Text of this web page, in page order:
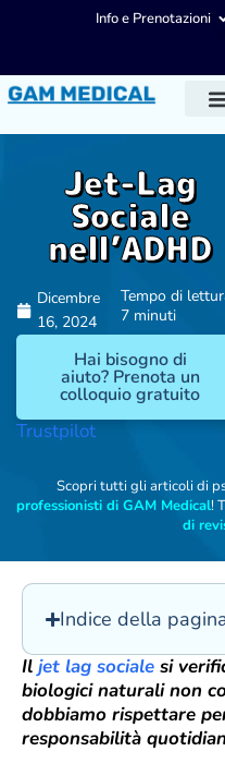
Info e Prenotazioni
Jet-Lag
Sociale
nell’ADHD
Dicembre
16, 2024
Tempo di
7 minuti
Hai bisogno di
aiuto? Prenota un
colloquio gratuito
Trustpilot
Scopri tutti gli articoli di
professionisti di GAM Medical!
di
Indice della
Il jet lag sociale si
biologici naturali non
dobbiamo rispettare
responsabilità